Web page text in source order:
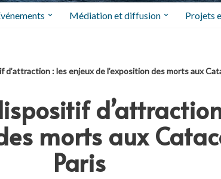
Médiation et diffusion Projets
d’attraction : les enjeux de l’exposition des morts aux
morts aux
Paris